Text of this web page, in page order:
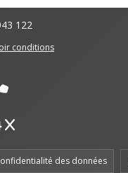
122
conditions
des données